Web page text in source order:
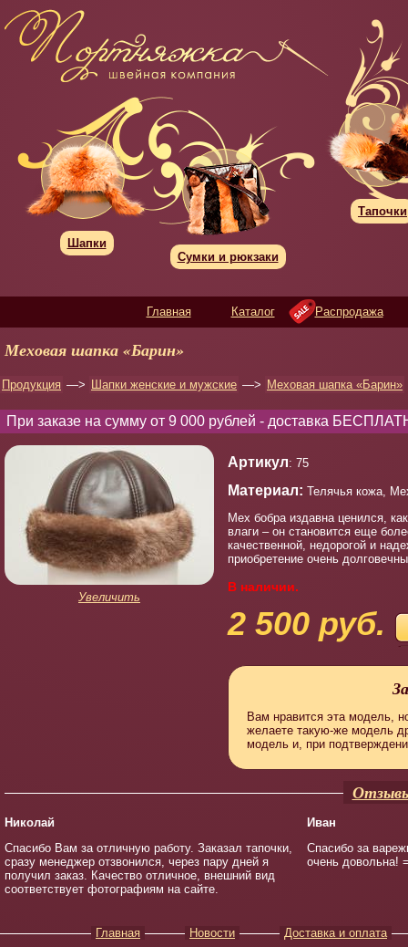
Шапки
Сумки и рюкзаки
Тапочки
Главная Каталог Распродажа
Меховая шапка «Барин»
Продукция —> Шапки женские и мужские —> Меховая шапка «Барин»
При заказе на сумму от 9 000 рублей - доставка
Увеличить
Артикул: 75
Материал: Телячья кожа,
Мех бобра издавна ценился,
влаги – он становится еще
качественной, недорогой и
приобретение очень
В наличии.
2 500 руб.
Вам нравится эта модель,
желаете такую-же модель
модель и, при
Николай
Спасибо Вам за отличную работу. Заказал тапочки,
сразу менеджер отзвонился, через пару дней я
получил заказ. Качество отличное, внешний вид
соответствует фотографиям на сайте.
Иван
Спасибо за
очень довольна!
Главная Новости Доставка и оплата